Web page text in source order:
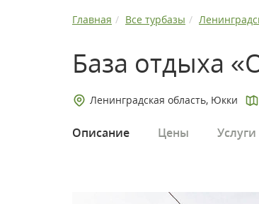
Главная Все турбазы
База отдыха
Ленинградская область, Юкки
Описание Цены Услуги